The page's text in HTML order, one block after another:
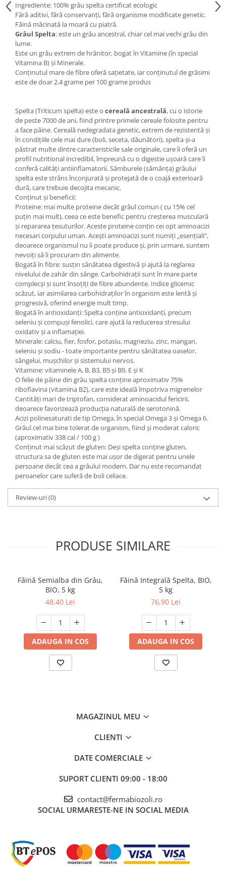
Ingrediente: 100% grâu spelta certificat ecologic
Fără aditivi, fără conservanți, fără organisme modificate genetic.
Făină măcinată la moară cu piatră.
Grâul Spelta: este un grâu ancestral, chiar cel mai vechi grâu din
lume.
Este un grâu extrem de hrănitor, bogat în Vitamine (în special
Vitamina B) și Minerale.
Conținutul mare de fibre oferă sațietate, iar conținutul de grăsimi
este de doar 2.4 grame per 100 grame produs
Spelta (Triticum spelta) este o cereală ancestrală, cu o istorie
de peste 7000 de ani, fiind printre primele cereale folosite pentru
a face pâine. Cereală nedegradata genetic, extrem de rezistentă și
în condițiile cele mai dure (boli, seceta, dăunători), spelta și-a
păstrat multe dintre caracteristicile sale originale, care îi oferă un
profil nutritional incredibil, împreună cu o digestie ușoară care îi
conferă calități antiinflamatorii. Sâmburele (sămânța) grâului
spelta este strâns înconjurată și protejată de o coajă exterioară
dură, care trebuie decojita mecanic.
Conținut și beneficii:
Proteine: mai multe proteine decât grâul comun ( cu 15% cel
puțin mai mult), ceea ce este benefic pentru creșterea musculară
și repararea țesuturilor. Aceste proteine conțin cei opt aminoacizi
necesari corpului uman. Acești aminoacizi sunt numiți „esențiali”,
deoarece organismul nu îi poate produce și, prin urmare, suntem
nevoiți să îi procuram din alimente.
Bogată în fibre: susțin sănătatea digestivă și ajută la reglarea
nivelului de zahăr din sânge. Carbohidrații sunt în mare parte
complecși și sunt însoțiți de fibre abundente. Indice glicemic
scăzut, iar asimilarea carbohidraților în organism este lentă și
progresivă, oferind energie mult timp.
Bogată în antioxidanți: Spelta conține antioxidanți, precum
seleniu și compuși fenolici, care ajută la reducerea stresului
oxidativ și a inflamației.
Minerale: calciu, fier, fosfor, potasiu, magneziu, zinc, mangan,
seleniu și sodiu - toate importante pentru sănătatea oaselor,
sângelui, mușchilor și sistemului nervos.
Vitamine: vitaminele A, B, B3, B5 și B9, E și K
O felie de pâine din grâu spelta conține aproximativ 75%
riboflavina (vitamina B2), care este ideală împotriva migrenelor
Cantități mari de triptofan, considerat aminoacidul fericirii,
deoarece favorizează producția naturală de serotonină.
Acizi polinesaturati de tip Omega, în special Omega 3 și Omega 6.
Grâul cel mai bine tolerat de organism, fiind și moderat caloric
(aproximativ 338 cal / 100 g )
Conținut mai scăzut de gluten: Deși spelta conține gluten,
structura sa de gluten este mai ușor de digerat pentru unele
persoane decât cea a grâului modern. Dar nu este recomandat
peroanelor care suferă de boli celiace.
Review-uri(0)
PRODUSE SIMILARE
Făină Semialba din Grâu,
BIO, 5 kg
48,40 Lei
ADAUGA IN COS
Făină Integrală Spelta, BIO,
5 kg
76,90 Lei
ADAUGA IN COS
MAGAZINUL MEU
CLIENTI
DATE COMERCIALE
SUPORT CLIENTI 09:00 - 18:00
contact@fermabiozoli.ro
SOCIAL URMARESTE-NE IN SOCIAL MEDIA